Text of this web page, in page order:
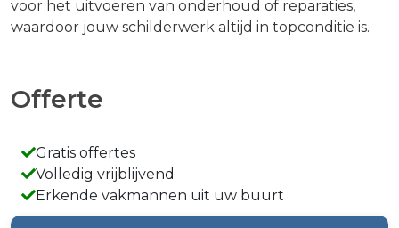
voor het uitvoeren van onderhoud of reparaties,
waardoor jouw schilderwerk altijd in topconditie is.
Offerte
Gratis offertes
Volledig vrijblijvend
Erkende vakmannen uit uw buurt